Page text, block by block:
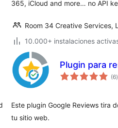
365, iCloud and more… no API
Room 34 Creative Services,
10.000+ instalaciones
Plugin para
(6)
Este plugin Google Reviews tira
tu sitio web.